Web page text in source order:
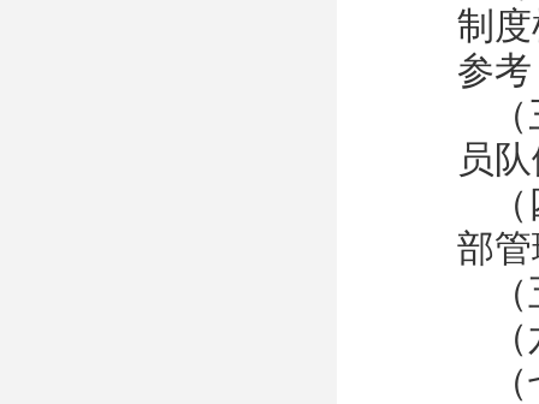
制
参
员
部